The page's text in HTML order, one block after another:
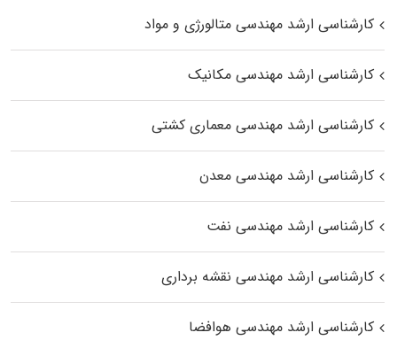
کارشناسی ارشد مهندسی متالورژی و مواد
کارشناسی ارشد مهندسی مکانیک
کارشناسی ارشد مهندسی معماری کشتی
کارشناسی ارشد مهندسی معدن
کارشناسی ارشد مهندسی نفت
کارشناسی ارشد مهندسی نقشه برداری
کارشناسی ارشد مهندسی هوافضا